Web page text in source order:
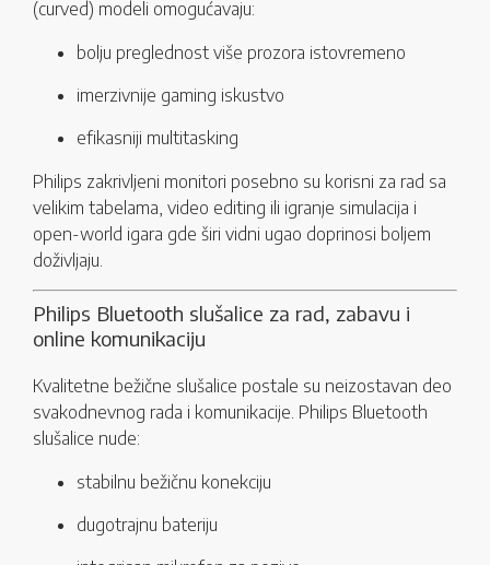
(curved) modeli omogućavaju:
bolju preglednost više prozora istovremeno
imerzivnije gaming iskustvo
efikasniji multitasking
Philips zakrivljeni monitori posebno su korisni za rad sa
velikim tabelama, video editing ili igranje simulacija i
open-world igara gde širi vidni ugao doprinosi boljem
doživljaju.
Philips Bluetooth slušalice za rad, zabavu i
online komunikaciju
Kvalitetne bežične slušalice postale su neizostavan deo
svakodnevnog rada i komunikacije. Philips Bluetooth
slušalice nude:
stabilnu bežičnu konekciju
dugotrajnu bateriju